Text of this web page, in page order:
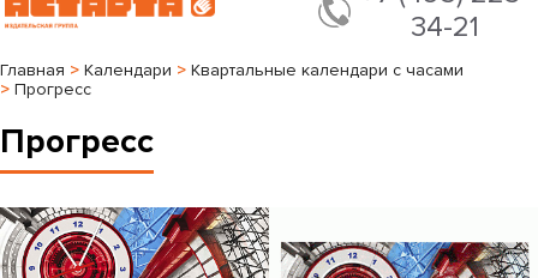
34-21
Главная > Календари > Квартальные календари с часами
> Прогресс
Прогресс